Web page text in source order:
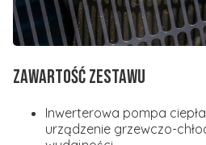
ZAWARTOŚĆ ZESTAWU
Inwerterowa pompa ciepła
urządzenie grzewczo-